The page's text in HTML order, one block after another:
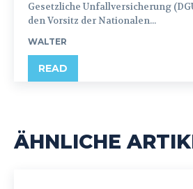
Gesetzliche Unfallversicherung
den Vorsitz der Nationalen...
WALTER
READ
ÄHNLICHE